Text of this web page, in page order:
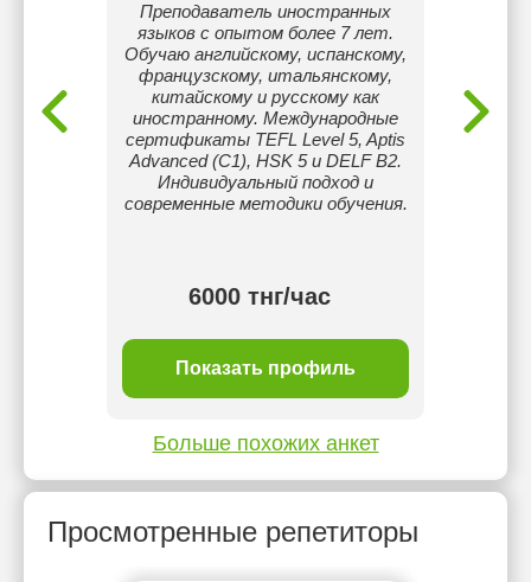
нуля,
Преподаватель иностранных
языков с опытом более 7 лет.
Обучаю английскому, испанскому,
французскому, итальянскому,
китайскому и русскому как
иностранному. Международные
сертификаты TEFL Level 5, Aptis
Advanced (C1), HSK 5 и DELF B2.
Индивидуальный подход и
современные методики обучения.
6000 тнг/час
Показать профиль
Больше похожих анкет
Просмотренные репетиторы